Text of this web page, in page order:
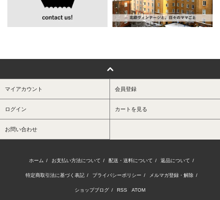
マイアカウント 会員登録
ログイン カートを見る
お問い合わせ
ホーム / お支払い方法について / 配送・送料について / 返品について /
特定商取引法に基づく表記 / プライバシーポリシー / メルマガ登録・解除 /
ショップブログ / RSS ATOM